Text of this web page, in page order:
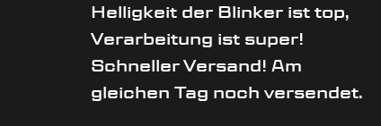
Helligkeit der Blinker ist top,
Verarbeitung ist super!
Schneller Versand! Am
gleichen Tag noch versendet.